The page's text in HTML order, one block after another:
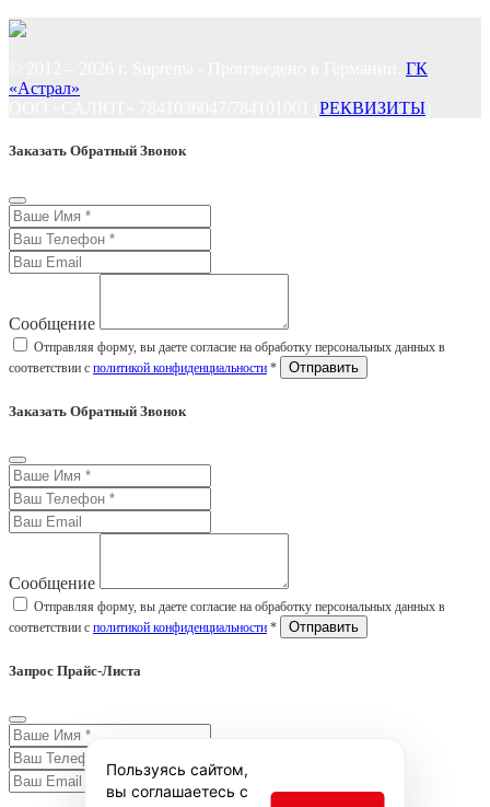
ГК
«Астрал»
РЕКВИЗИТЫ
Заказать Обратный Звонок
Сообщение
Отправляя форму, вы даете согласие на обработку персональных данных в
соответствии с политикой конфиденциальности *
Заказать Обратный Звонок
Сообщение
Отправляя форму, вы даете согласие на обработку персональных данных в
соответствии с политикой конфиденциальности *
Запрос Прайс-Листа
Пользуясь сайтом,
вы соглашаетесь с